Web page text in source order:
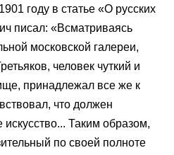
году в статье «О русских
писал: «Всматриваясь
московской галереи,
человек чуткий и
принадлежал все же к
что должен
искусство... Таким образом,
по своей полноте